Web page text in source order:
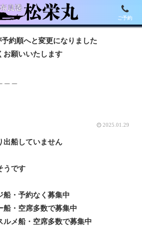
約順へと変更になりました
お願いいたします
2025.01.29
出船していません
うです
・予約なく募集中
空席多数で募集中
船・空席多数で募集中
ご予約